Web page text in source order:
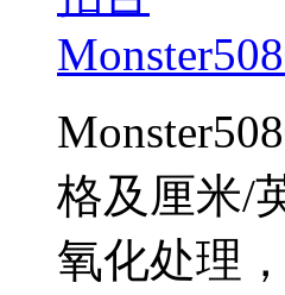
格及厘米/
氧化处理